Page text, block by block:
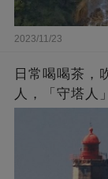
2023/11/23
日常喝喝茶，
人，「守塔人